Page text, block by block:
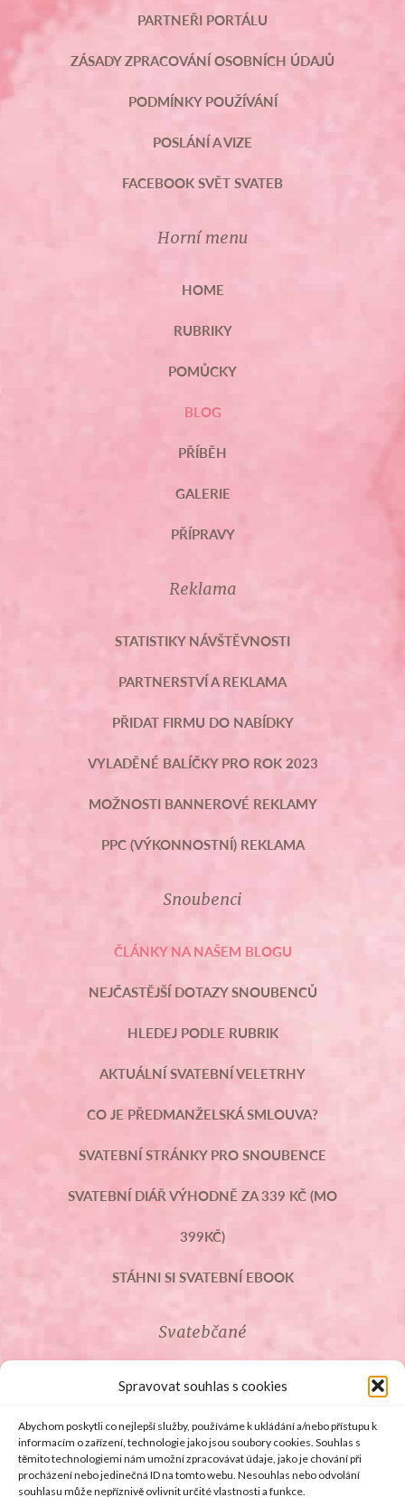
Spravovat souhlas s cookies
Abychom poskytli co nejlepší služby, používáme k ukládání a/nebo přístupu k
informacím o zařízení, technologie jako jsou soubory cookies. Souhlas s
těmito technologiemi nám umožní zpracovávat údaje, jako je chování při
procházení nebo jedinečná ID na tomto webu. Nesouhlas nebo odvolání
souhlasu může nepříznivě ovlivnit určité vlastnosti a funkce.
PARTNEŘI PORTÁLU
ZÁSADY ZPRACOVÁNÍ OSOBNÍCH ÚDAJŮ
PODMÍNKY POUŽÍVÁNÍ
POSLÁNÍ A VIZE
FACEBOOK SVĚT SVATEB
Horní menu
HOME
RUBRIKY
POMŮCKY
BLOG
PŘÍBĚH
GALERIE
PŘÍPRAVY
Reklama
STATISTIKY NÁVŠTĚVNOSTI
PARTNERSTVÍ A REKLAMA
PŘIDAT FIRMU DO NABÍDKY
VYLADĚNÉ BALÍČKY PRO ROK 2023
MOŽNOSTI BANNEROVÉ REKLAMY
PPC (VÝKONNOSTNÍ) REKLAMA
Snoubenci
ČLÁNKY NA NAŠEM BLOGU
NEJČASTĚJŠÍ DOTAZY SNOUBENCŮ
HLEDEJ PODLE RUBRIK
AKTUÁLNÍ SVATEBNÍ VELETRHY
CO JE PŘEDMANŽELSKÁ SMLOUVA?
SVATEBNÍ STRÁNKY PRO SNOUBENCE
SVATEBNÍ DIÁŘ VÝHODNĚ ZA 339 KČ (MO
399KČ)
STÁHNI SI SVATEBNÍ EBOOK
Svatebčané
ROZCESTNÍK PRO SVATEBČANY
SVATEBNÍ PROSLOVY
SVATEBNÍ DARY